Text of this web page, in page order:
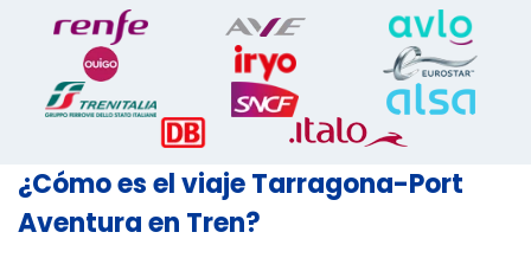
¿Cómo es el viaje Tarragona-Port
Aventura en Tren?